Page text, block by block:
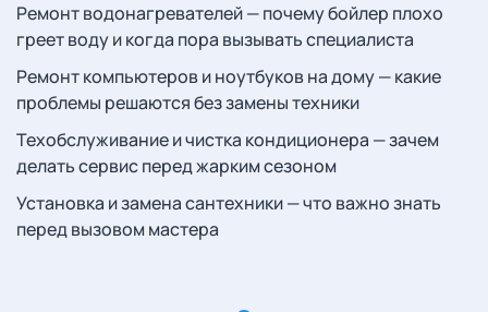
Ремонт водонагревателей — почему бойлер плохо
греет воду и когда пора вызывать специалиста
Ремонт компьютеров и ноутбуков на дому — какие
проблемы решаются без замены техники
Техобслуживание и чистка кондиционера — зачем
делать сервис перед жарким сезоном
Установка и замена сантехники — что важно знать
перед вызовом мастера